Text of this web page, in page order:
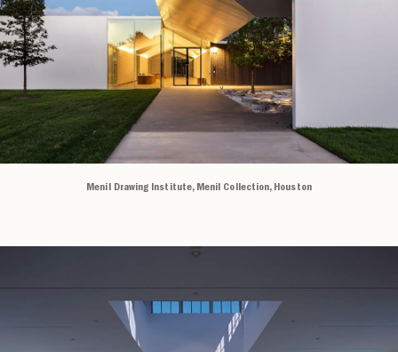
Menil Drawing Institute, Menil Collection, Houston